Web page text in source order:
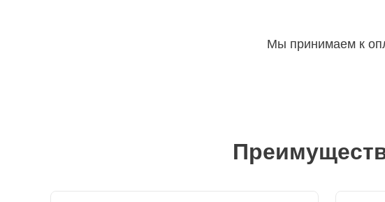
Мы принимаем к